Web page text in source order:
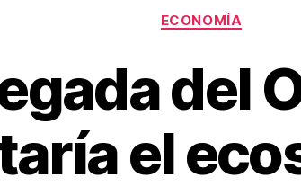
Categorías
ECONOMÍA
del
el